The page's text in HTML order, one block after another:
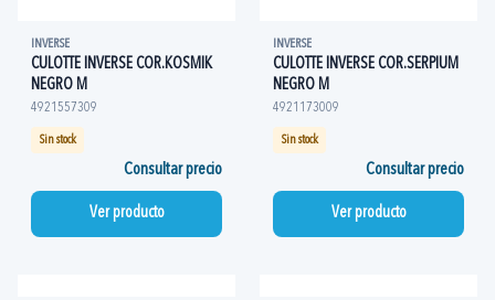
INVERSE
CULOTTE INVERSE COR.KOSMIK
NEGRO M
4921557309
Sin stock
Consultar precio
Ver producto
INVERSE
CULOTTE INVERSE COR.SERPIUM
NEGRO M
4921173009
Sin stock
Consultar precio
Ver producto